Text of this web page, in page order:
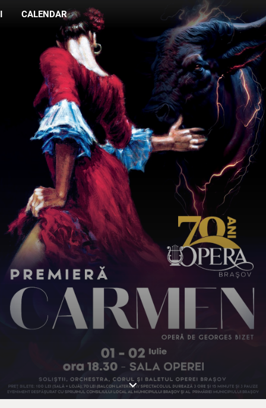
CALENDAR
keyboard_arrow_down